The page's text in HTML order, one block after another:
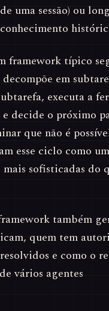
uma sessão) ou
framework típico
em
executa a
decide o próximo
que não é
esse ciclo como
sofisticadas do
também
quem tem
e como o
vários agentes